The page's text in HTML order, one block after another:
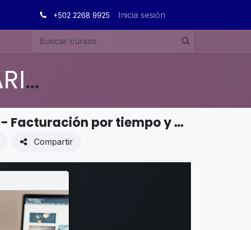
+502 2268 9925 Inicia sesión
MANUALES DE USUARIO EN ESPAÑOL ODOO 19
VENTAS - Métodos de facturación - Facturación por tiempo y materiales
Compartir